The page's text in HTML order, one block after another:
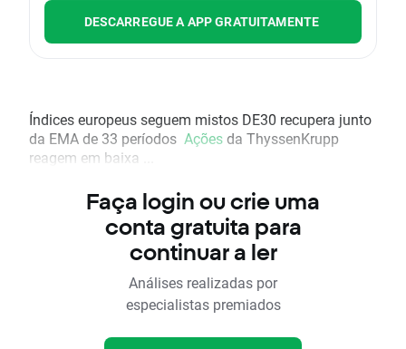
DESCARREGUE A APP GRATUITAMENTE
Índices europeus seguem mistos DE30 recupera junto
da EMA de 33 períodos Açõesda ThyssenKrupp
reagem em baixa ...
Faça login ou crie uma
conta gratuita para
continuar a ler
Análises realizadas por
especialistas premiados